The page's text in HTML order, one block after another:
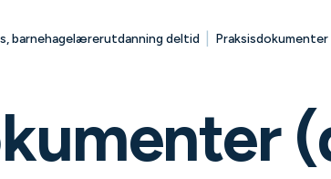
barnehagelærerutdanning deltid |